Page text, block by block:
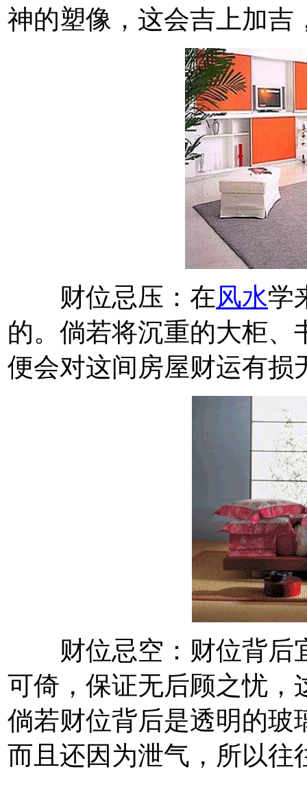
神的塑像，这会吉上加吉
财位忌压：在风水学
的。倘若将沉重的大柜、
便会对这间房屋财运有损
财位忌空：财位背后
可倚，保证无后顾之忧，
倘若财位背后是透明的玻
而且还因为泄气，所以往